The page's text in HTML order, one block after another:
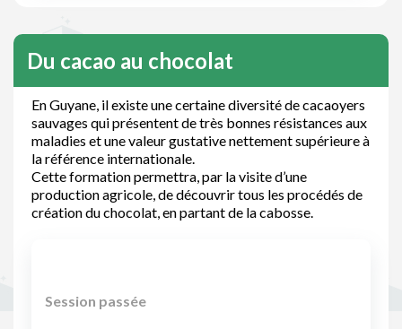
Du cacao au chocolat
En Guyane, il existe une certaine diversité de cacaoyers
sauvages qui présentent de très bonnes résistances aux
maladies et une valeur gustative nettement supérieure à
la référence internationale.
Cette formation permettra, par la visite d’une
production agricole, de découvrir tous les procédés de
création du chocolat, en partant de la cabosse.
Session passée